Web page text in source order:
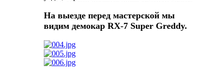
На выезде перед мастерской мы
видим демокар RX-7 Super Greddy.